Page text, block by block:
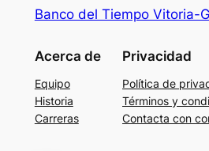
Banco del Tiempo Vitoria-
Acerca de
Equipo
Historia
Carreras
Privacidad
Política de
Términos y
Contacta con